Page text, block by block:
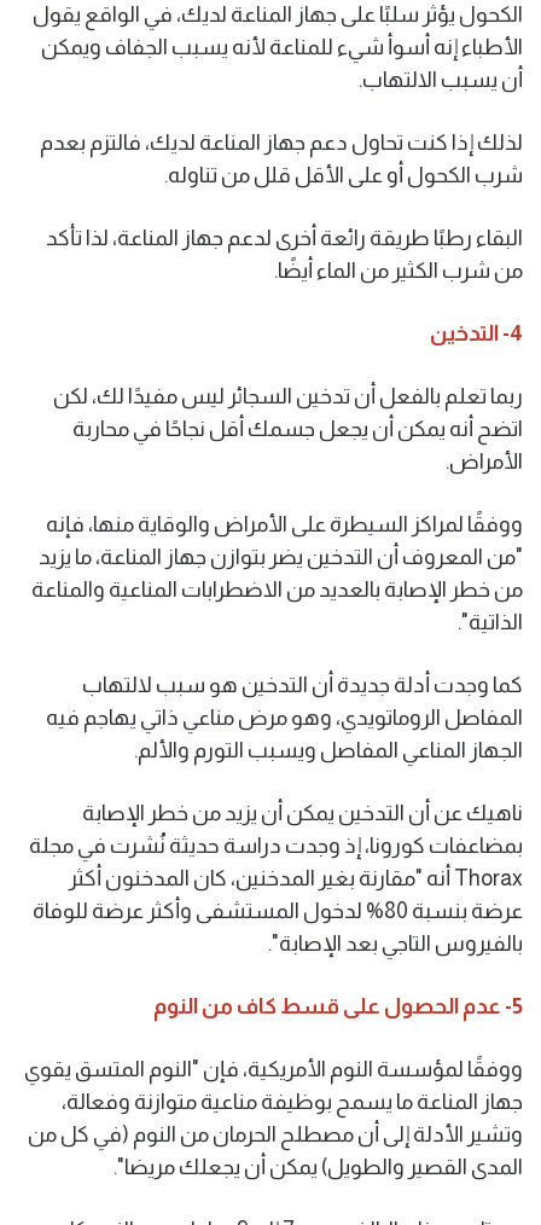
الكحول يؤثر سلبًا على جهاز المناعة لديك، في الواقع يقول
الأطباء إنه أسوأ شيء للمناعة لأنه يسبب الجفاف ويمكن
أن يسبب الالتهاب.
لذلك إذا كنت تحاول دعم جهاز المناعة لديك، فالتزم بعدم
شرب الكحول أو على الأقل قلل من تناوله.
البقاء رطبًا طريقة رائعة أخرى لدعم جهاز المناعة، لذا تأكد
من شرب الكثير من الماء أيضًا.
4- التدخين
ربما تعلم بالفعل أن تدخين السجائر ليس مفيدًا لك، لكن
اتضح أنه يمكن أن يجعل جسمك أقل نجاحًا في محاربة
الأمراض.
ووفقًا لمراكز السيطرة على الأمراض والوقاية منها، فإنه
"من المعروف أن التدخين يضر بتوازن جهاز المناعة، ما يزيد
من خطر الإصابة بالعديد من الاضطرابات المناعية والمناعة
الذاتية".
كما وجدت أدلة جديدة أن التدخين هو سبب لالتهاب
المفاصل الروماتويدي، وهو مرض مناعي ذاتي يهاجم فيه
الجهاز المناعي المفاصل ويسبب التورم والألم.
ناهيك عن أن التدخين يمكن أن يزيد من خطر الإصابة
بمضاعفات كورونا، إذ وجدت دراسة حديثة نُشرت في مجلة
Thorax أنه "مقارنة بغير المدخنين، كان المدخنون أكثر
عرضة بنسبة 80% لدخول المستشفى وأكثر عرضة للوفاة
بالفيروس التاجي بعد الإصابة".
5- عدم الحصول على قسط كاف من النوم
ووفقًا لمؤسسة النوم الأمريكية، فإن "النوم المتسق يقوي
جهاز المناعة ما يسمح بوظيفة مناعية متوازنة وفعالة،
وتشير الأدلة إلى أن مصطلح الحرمان من النوم (في كل من
المدى القصير والطويل) يمكن أن يجعلك مريضا".